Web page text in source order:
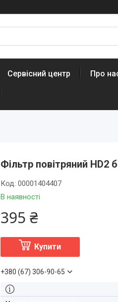
Сервісний центр Про
Фільтр повітряний HD2
В наявності
Код: 00001404407
395 ₴
Купити
+380 (67) 306-90-65